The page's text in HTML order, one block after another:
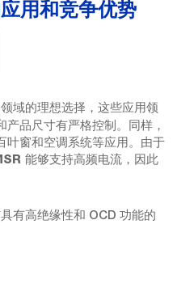
用和竞争优势
域的理想选择，这些应用领
品尺寸有严格控制。同样，
叶窗和空调系统等应用。由于
能够支持高频电流，因此
有高绝缘性和 OCD 功能的